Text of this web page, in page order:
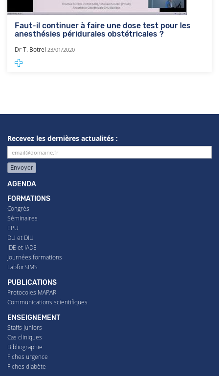
Faut-il continuer à faire une dose test pour les
anesthésies péridurales obstétricales ?
Dr T. Botrel 23/01/2020
Recevez les dernières actualités :
Envoyer
AGENDA
FORMATIONS
Congrès
Séminaires
EPU
DU et DIU
IDE et IADE
Journées formations
LabforSIMS
PUBLICATIONS
Protocoles MAPAR
Communications scientifiques
ENSEIGNEMENT
Staffs juniors
Cas cliniques
Bibliographie
Fiches urgence
Fiches diabète